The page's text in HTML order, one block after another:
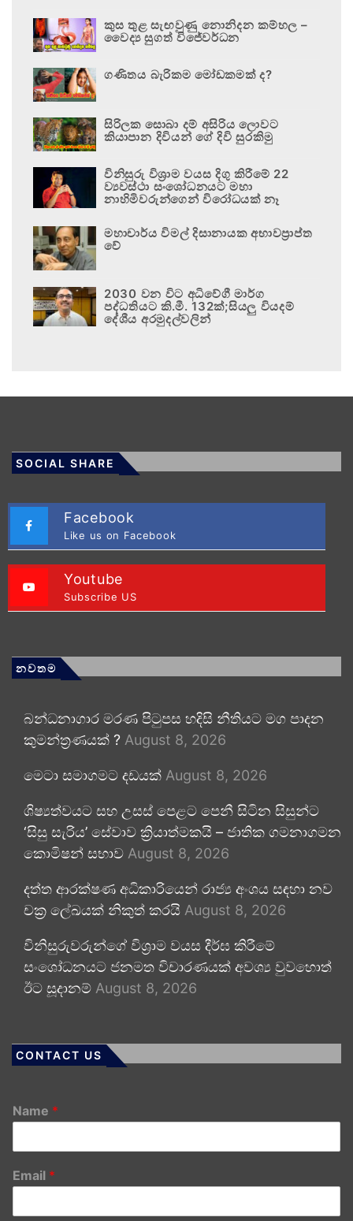
කුස තුළ සැඟවුණු නොනිදන කම්හල –
වෛද්‍ය සුගත් විජේවර්ධන
ගණිතය බැරිකම මෝඩකමක් ද?
සිරිලක සොබා දම් අසිරිය ලොවට
කියාපාන දිවියන් ගේ දිවි සුරකිමු
විනිසුරු විශ්‍රාම වයස දිගු කිරීමේ 22
ව්‍යවස්ථා සංශෝධනයට මහා
නාහිමිවරුන්ගෙන් විරෝධයක් නෑ
මහාචාර්ය විමල් දිසානායක අභාවප්‍රාප්ත
වේ
2030 වන විට අධිවේගී මාර්ග
පද්ධතියට කි.මී. 132ක්;සියලු වියදම්
දේශීය අරමුදල්වලින්
SOCIAL SHARE
Facebook
Like us on Facebook
Youtube
Subscribe US
නවතම
බන්ධනාගාර මරණ පිටුපස හදිසි නීතියට මග පාදන
කුමන්ත්‍රණයක් ? August 8, 2026
මෙටා සමාගමට දඩයක් August 8, 2026
ශිෂ්‍යත්වයට සහ උසස් පෙළට පෙනී සිටින සිසුන්ට
‘සිසු සැරිය’ සේවාව ක්‍රියාත්මකයි – ජාතික ගමනාගමන
කොමිෂන් සභාව August 8, 2026
දත්ත ආරක්ෂණ අධිකාරියෙන් රාජ්‍ය අංශය සඳහා නව
චක්‍ර ලේඛයක් නිකුත් කරයි August 8, 2026
විනිසුරුවරුන්ගේ විශ්‍රාම වයස දීර්ඝ කිරීමේ
සංශෝධනයට ජනමත විචාරණයක් අවශ්‍ය වුවහොත්
ඊට සූදානම් August 8, 2026
CONTACT US
Name *
Email *